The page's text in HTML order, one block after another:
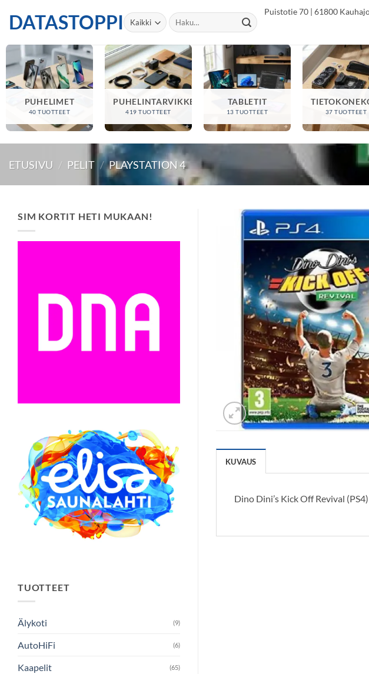
DATASTOPPI Etsi:
Puistotie 70 | 61800
PUHELIMET
40 TUOTTEET
PUHELINTARVIKKEET
419 TUOTTEET
TABLETIT
13 TUOTTEET 37 TUOTTEET
ETUSIVU / PELIT / PLAYSTATION 4
SIM KORTIT HETI MUKAAN!
TUOTTEET
Älykoti (9)
AutoHiFi (6)
Kaapelit (65)
KUVAUS
Dino Dini’s Kick Off Revival (PS4)